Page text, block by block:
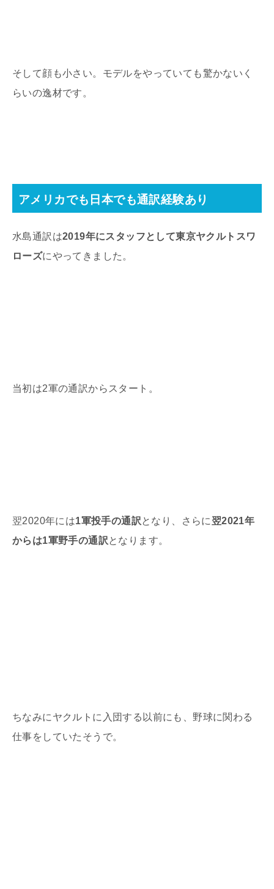
そして顔も小さい。モデルをやっていても驚かないく
らいの逸材です。
アメリカでも日本でも通訳経験あり
水島通訳は2019年にスタッフとして東京ヤクルトスワ
ローズにやってきました。
当初は2軍の通訳からスタート。
翌2020年には1軍投手の通訳となり、さらに 翌2021年
からは1軍野手の通訳となります。
ちなみにヤクルトに入団する以前にも、野球に関わる
仕事をしていたそうで。